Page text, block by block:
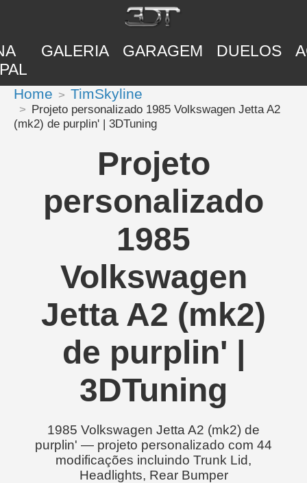
GALERIA GARAGEM DUELOS
Home TimSkyline
Projeto personalizado 1985 Volkswagen Jetta A2
(mk2) de purplin' | 3DTuning
Projeto
personalizado
1985
Volkswagen
Jetta A2 (mk2)
de purplin' |
3DTuning
1985 Volkswagen Jetta A2 (mk2) de
purplin' — projeto personalizado com 44
modificações incluindo Trunk Lid,
Headlights, Rear Bumper